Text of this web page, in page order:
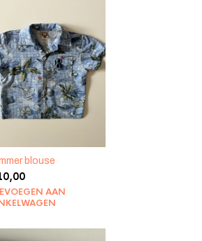
blouse
AAN